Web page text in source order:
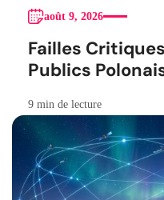
août 9, 2026
Failles
Publics
9 min de lecture